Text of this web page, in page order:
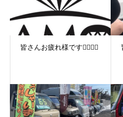
皆さんお疲れ様です🙇‍♂️🙇‍♂️